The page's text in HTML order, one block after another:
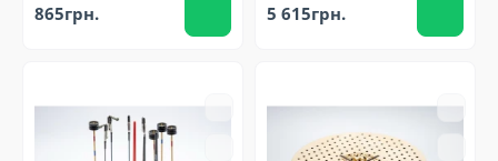
865грн. 5 615грн.